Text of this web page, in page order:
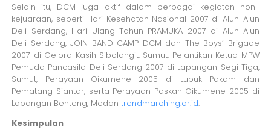
Selain itu, DCM juga aktif dalam berbagai kegiatan non-
kejuaraan, seperti Hari Kesehatan Nasional 2007 di Alun-Alun
Deli Serdang, Hari Ulang Tahun PRAMUKA 2007 di Alun-Alun
Deli Serdang, JOIN BAND CAMP DCM dan The Boys’ Brigade
2007 di Gelora Kasih Sibolangit, Sumut, Pelantikan Ketua MPW
Pemuda Pancasila Deli Serdang 2007 di Lapangan Segi Tiga,
Sumut, Perayaan Oikumene 2005 di Lubuk Pakam dan
Pematang Siantar, serta Perayaan Paskah Oikumene 2005 di
Lapangan Benteng, Medantrendmarching.or.id.
Kesimpulan